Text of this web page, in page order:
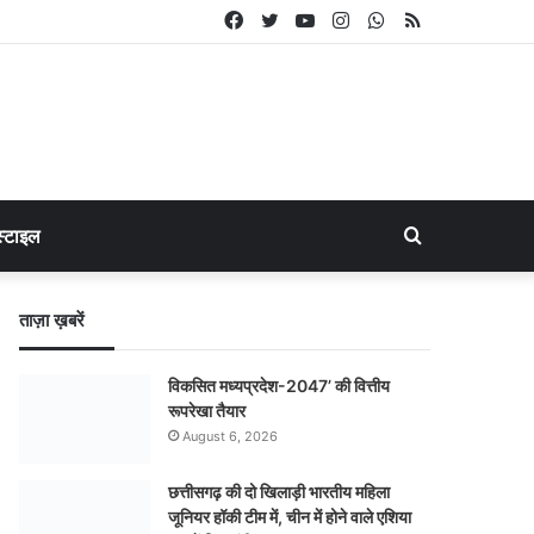
RSS
WhatsApp
Instagram
YouTube
Twitter
Facebook
Search
ताज़ा ख़बरें
विकसित मध्यप्रदेश-2047’ की वित्तीय
रूपरेखा तैयार
August 6, 2026
छत्तीसगढ़ की दो खिलाड़ी भारतीय महिला
जूनियर हॉकी टीम में, चीन में होने वाले एशिया